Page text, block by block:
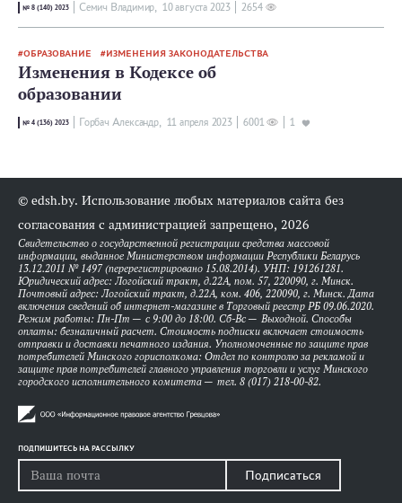
№ 8 (140) 2023 Семич Владимир, 10 августа 2023 2654
ОБРАЗОВАНИЕ ИЗМЕНЕНИЯ ЗАКОНОДАТЕЛЬСТВА
Изменения в Кодексе об
образовании
№ 4 (136) 2023 Горбач Александр, 11 апреля 2023 6001 1
© edsh.by. Использование любых материалов сайта без
согласования с администрацией запрещено, 2026
Свидетельство о государственной регистрации средства массовой
информации, выданное Министерством информации Республики Беларусь
13.12.2011 № 1497 (перерегистрировано 15.08.2014). УНП: 191261281.
Юридический адрес: Логойский тракт, д.22А, пом. 57, 220090, г. Минск.
Почтовый адрес: Логойский тракт, д.22А, ком. 406, 220090, г. Минск. Дата
включения сведений об интернет-магазине в Торговый реестр РБ 09.06.2020.
Режим работы: Пн-Пт — с 9:00 до 18:00. Сб-Вс — Выходной. Способы
оплаты: безналичный расчет. Стоимость подписки включает стоимость
отправки и доставки печатного издания. Уполномоченные по защите прав
потребителей Минского горисполкома: Отдел по контролю за рекламой и
защите прав потребителей главного управления торговли и услуг Минского
городского исполнительного комитета — тел. 8 (017) 218-00-82.
ПОДПИШИТЕСЬ НА РАССЫЛКУ
Подписаться